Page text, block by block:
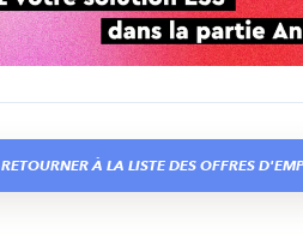
RETOURNER À LA LISTE DES OFFRES